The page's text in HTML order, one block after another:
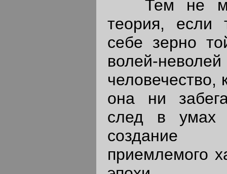
Тем не
теория, если
себе зерно
волей-
человечество,
она ни
след в умах
создание
приемлемого